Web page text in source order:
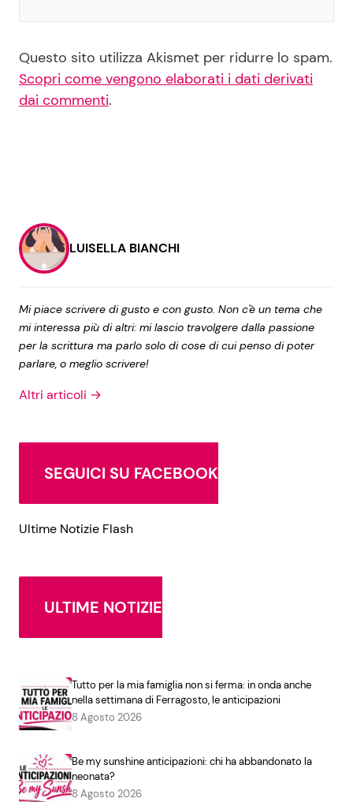
Questo sito utilizza Akismet per ridurre lo spam.
Scopri come vengono elaborati i dati derivati
dai commenti.
LUISELLA BIANCHI
Mi piace scrivere di gusto e con gusto. Non c'è un tema che
mi interessa più di altri: mi lascio travolgere dalla passione
per la scrittura ma parlo solo di cose di cui penso di poter
parlare, o meglio scrivere!
Altri articoli →
SEGUICI SU FACEBOOK
Ultime Notizie Flash
ULTIME NOTIZIE
Tutto per la mia famiglia non si ferma: in onda anche
nella settimana di Ferragosto, le anticipazioni
8 Agosto 2026
Be my sunshine anticipazioni: chi ha abbandonato la
neonata?
8 Agosto 2026